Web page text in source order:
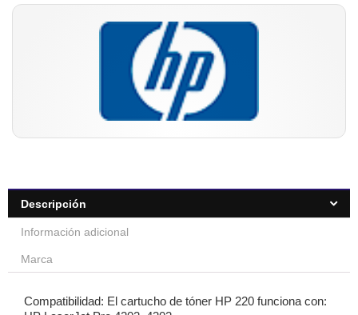
Descripción
Información adicional
Marca
Compatibilidad: El cartucho de tóner HP 220 funciona con: